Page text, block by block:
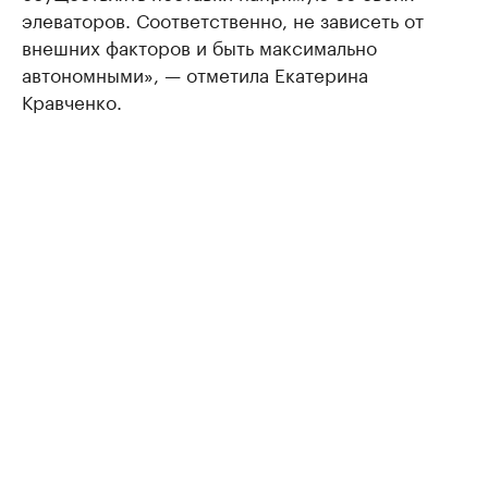
элеваторов. Соответственно, не зависеть от
внешних факторов и быть максимально
автономными», — отметила Екатерина
Кравченко.